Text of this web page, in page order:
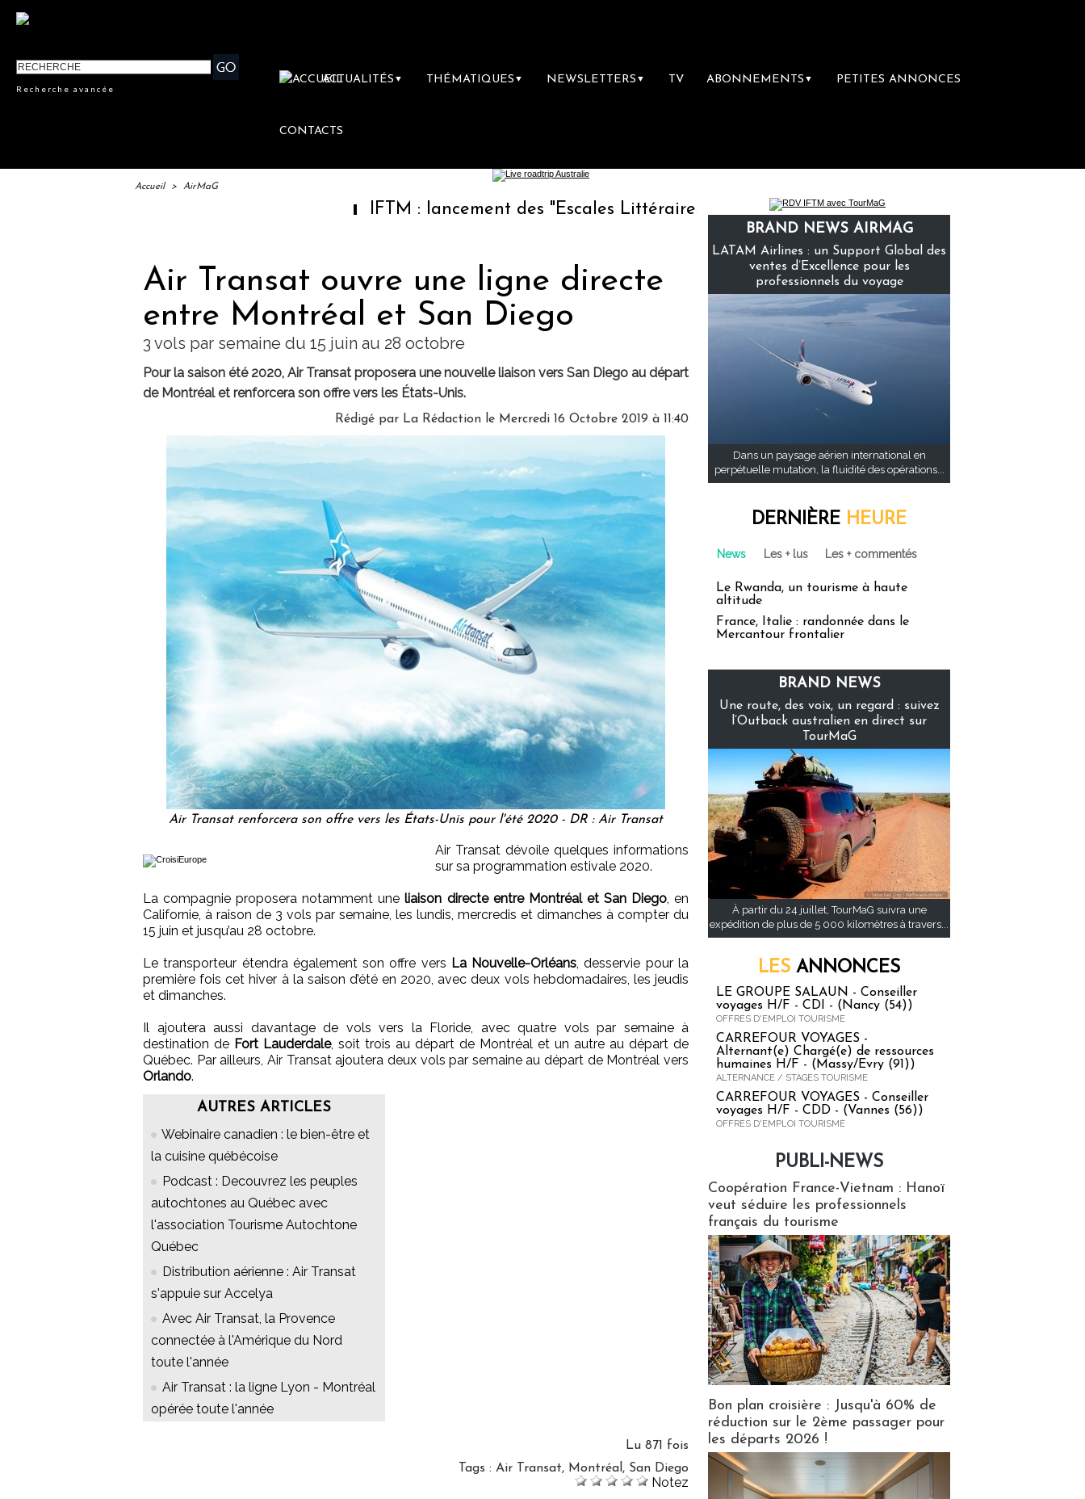
Recherche avancée
ACTUALITÉS ▼ THÉMATIQUES ▼ NEWSLETTERS ▼ TV ABONNEMENTS ▼ PETITES ANNONCES
CONTACTS
Accueil > AirMaG
IFTM : lancement des "Escales Littéraires", la première librairie du voyage
Air Transat ouvre une ligne directe
entre Montréal et San Diego
3 vols par semaine du 15 juin au 28 octobre
Pour la saison été 2020, Air Transat proposera une nouvelle liaison vers San Diego au départ
de Montréal et renforcera son offre vers les États-Unis.
Rédigé par La Rédaction le Mercredi 16 Octobre 2019 à 11:40
Air Transat renforcera son offre vers les États-Unis pour l'été 2020 - DR : Air Transat
Air Transat dévoile quelques informations
sur sa programmation estivale 2020.
La compagnie proposera notamment uneliaison directe entre Montréal et San Diego, en
Californie, à raison de 3 vols par semaine, les lundis, mercredis et dimanches à compter du
15 juin et jusqu’au 28 octobre.
Le transporteur étendra également son offre vers La Nouvelle-Orléans, desservie pour la
première fois cet hiver à la saison d’été en 2020, avec deux vols hebdomadaires, les jeudis
et dimanches.
Il ajoutera aussi davantage de vols vers la Floride, avec quatre vols par semaine à
destination de Fort Lauderdale, soit trois au départ de Montréal et un autre au départ de
Québec. Par ailleurs, Air Transat ajoutera deux vols par semaine au départ de Montréal vers
Orlando.
AUTRES ARTICLES
Webinaire canadien : le bien-être et
la cuisine québécoise
Podcast : Decouvrez les peuples
autochtones au Québec avec
l'association Tourisme Autochtone
Québec
Distribution aérienne : Air Transat
s'appuie sur Accelya
Avec Air Transat, la Provence
connectée à l'Amérique du Nord
toute l'année
Air Transat : la ligne Lyon - Montréal
opérée toute l'année
Lu 871 fois
Tags : Air Transat, Montréal , San Diego
Notez
BRAND NEWS AIRMAG
LATAM Airlines : un Support Global des
ventes d’Excellence pour les
professionnels du voyage
Dans un paysage aérien international en
perpétuelle mutation, la fluidité des opérations...
DERNIÈRE HEURE
News Les + lus Les + commentés
Le Rwanda, un tourisme à haute
altitude
France, Italie : randonnée dans le
Mercantour frontalier
BRAND NEWS
Une route, des voix, un regard : suivez
l’Outback australien en direct sur
TourMaG
À partir du 24 juillet, TourMaG suivra une
expédition de plus de 5 000 kilomètres à travers...
LES ANNONCES
LE GROUPE SALAUN - Conseiller
voyages H/F - CDI - (Nancy (54))
OFFRES D'EMPLOI TOURISME
CARREFOUR VOYAGES -
Alternant(e) Chargé(e) de ressources
humaines H/F - (Massy/Evry (91))
ALTERNANCE / STAGES TOURISME
CARREFOUR VOYAGES - Conseiller
voyages H/F - CDD - (Vannes (56))
OFFRES D'EMPLOI TOURISME
PUBLI-NEWS
Coopération France-Vietnam : Hanoï
veut séduire les professionnels
français du tourisme
Bon plan croisière : Jusqu'à 60% de
réduction sur le 2ème passager pour
les départs 2026 !